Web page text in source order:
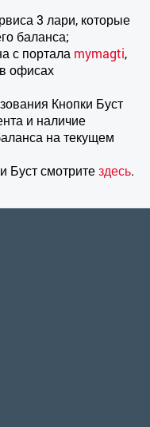
3 лари, которые
баланса;
с портала mymagti,
офисах
Кнопки Буст
и наличие
на текущем
Буст смотритездесь.